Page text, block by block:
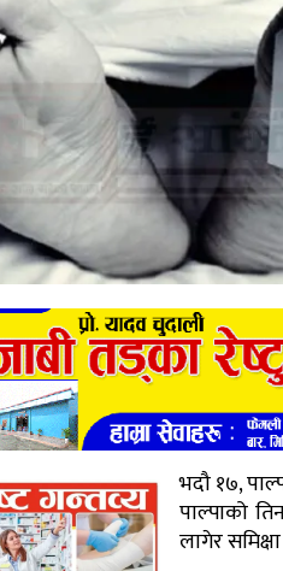
भदौ १७,
पाल्पाको
लागेर